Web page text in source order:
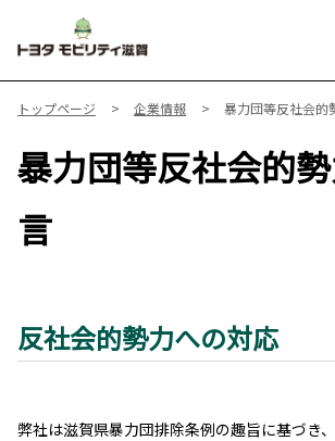
トップページ 企業情報 暴力団等反社会的
暴力団等反社会的
言
反社会的勢力への対応
弊社は滋賀県暴力団排除条例の趣旨に基づき